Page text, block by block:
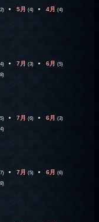
5月 (4) 4月 (4)
7月 (3) 6月 (5)
7月 (6) 6月 (3)
7月 (5) 6月 (6)